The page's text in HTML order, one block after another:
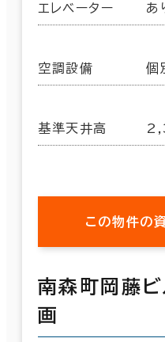
エレベーター
空調設備 個
基準天井高
この物件の
南森町岡藤
画